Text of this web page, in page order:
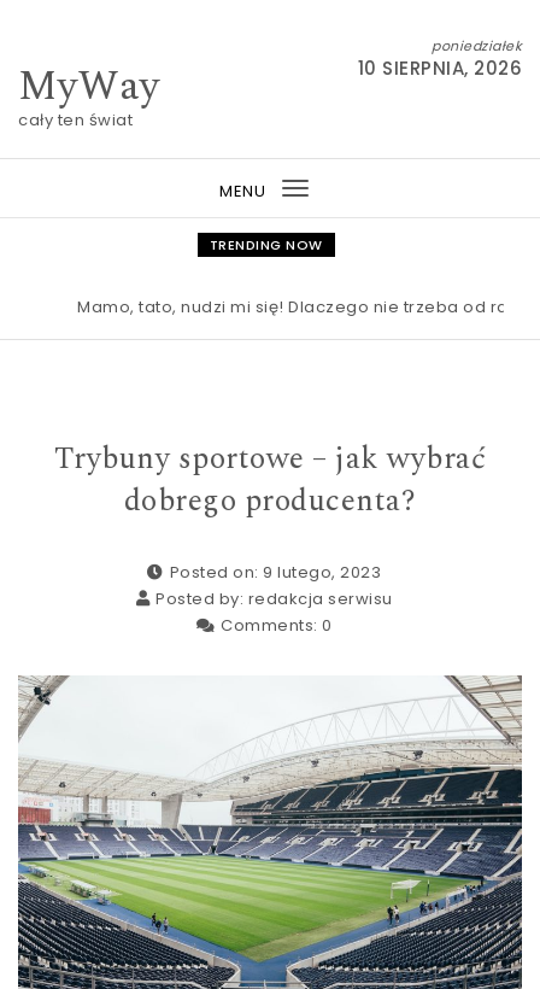
MyWay
cały ten świat
poniedziałek
10 SIERPNIA, 2026
MENU
Toggle
navigation
TRENDING NOW
Mamo, tato, nudzi mi się! Dlaczego nie trzeba od razu
Trybuny sportowe – jak wybrać
dobrego producenta?
Posted on: 9 lutego, 2023
Posted by: redakcja serwisu
Comments: 0